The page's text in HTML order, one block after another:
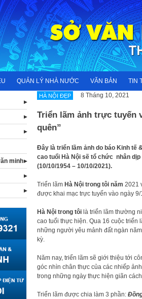
QUẢN LÝ NHÀ NƯỚC VĂN BẢN TIN
HÀ NỘI ĐẸP 8 Tháng 10, 2021
Triển lãm ảnh trực tuyến
quên”
Đây là triển lãm ảnh do báo Kinh tế
cao tuổi Hà Nội sẽ tổ chức nhân dịp
(10/10/1954 – 10/10/2021).
Triển lãm Hà Nội trong tôi năm 2021
được khai mạc trực tuyến vào ngày 9/
Hà Nội trong tôilà triển lãm thường
cao tuổi thực hiện. Qua 16 cuộc triển
những người yêu mảnh đất ngàn
kỳ.
Năm nay, triển lãm sẽ giới thiệu tới
góc nhìn chân thực của các nhiếp
trong những ngày thực hiện giãn
Triển lãm được chia làm 3 phần:
minh